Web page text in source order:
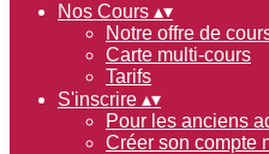
Nos Cours ▴▾
Notre offre de
Carte multi-cours
Tarifs
S'inscrire ▴▾
Pour les anciens
Créer son compte